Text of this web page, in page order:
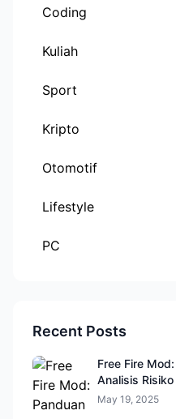
Coding
Kuliah
Sport
Kripto
Otomotif
Lifestyle
PC
Recent Posts
Free Fire
Analisis Risiko
May 19, 2025